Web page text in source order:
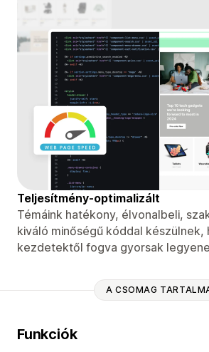
Teljesítmény-optimalizált
Témáink hatékony, élvonalbeli,
kiváló minőségű kóddal készülnek,
kezdetektől fogva gyorsak
A CSOMAG
Funkciók